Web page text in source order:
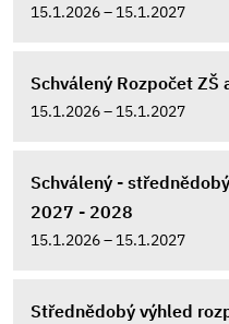
15.1.2026 – 15.1.2027
Schválený Rozpočet ZŠ
15.1.2026 – 15.1.2027
Schválený -
2027 - 2028
15.1.2026 – 15.1.2027
Střednědobý výhled